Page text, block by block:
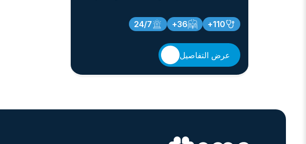
110+
36+
24/7
عرض التفاصيل